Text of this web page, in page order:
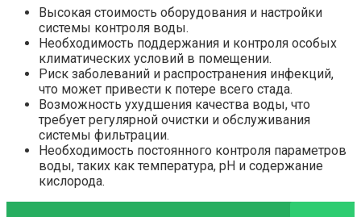
Высокая стоимость оборудования и настройки
системы контроля воды.
Необходимость поддержания и контроля особых
климатических условий в помещении.
Риск заболеваний и распространения инфекций,
что может привести к потере всего стада.
Возможность ухудшения качества воды, что
требует регулярной очистки и обслуживания
системы фильтрации.
Необходимость постоянного контроля параметров
воды, таких как температура, pH и содержание
кислорода.